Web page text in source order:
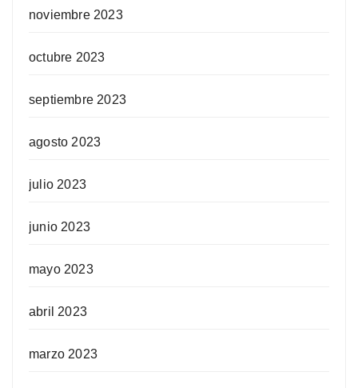
noviembre 2023
octubre 2023
septiembre 2023
agosto 2023
julio 2023
junio 2023
mayo 2023
abril 2023
marzo 2023